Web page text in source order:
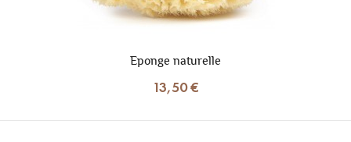
Eponge naturelle
13,50 €